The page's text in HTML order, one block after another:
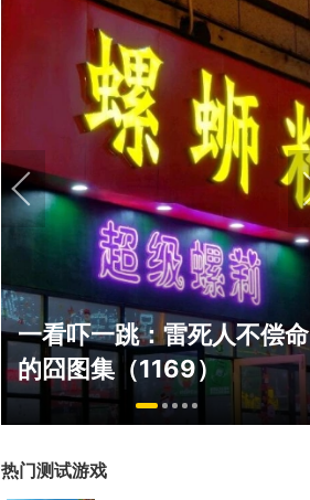
绅士日报：国服停服，但日
服依旧活得滋润！涩涩新角
太诱人
热门测试游戏